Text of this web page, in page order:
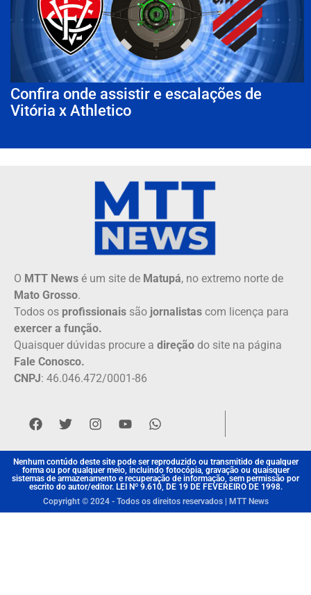
Confira onde assistir e escalações de
Vitória x Athletico
O MTT News é um site de Matupá, no extremo norte de
Mato Grosso.
Todos os profissionais são jornalistas com licença para
exercer a função.
Quaisquer dúvidas procure a direção do site na página
Fale Conosco.
CNPJ: 46.046.472/0001-86
Nenhum contúdo deste site pode ser reproduzido ou transmitido de qualquer
forma ou por qualquer meio, incluindo fotocópia, gravação ou quaisquer
sistemas de armazenamento e recuperação de informação, sem permissão por
escrito do autor/editor. LEI Nº 9.610, DE 19 DE FEVEREIRO DE 1998.
Copyright © 2024 - Todos os direitos reservados | MTT News